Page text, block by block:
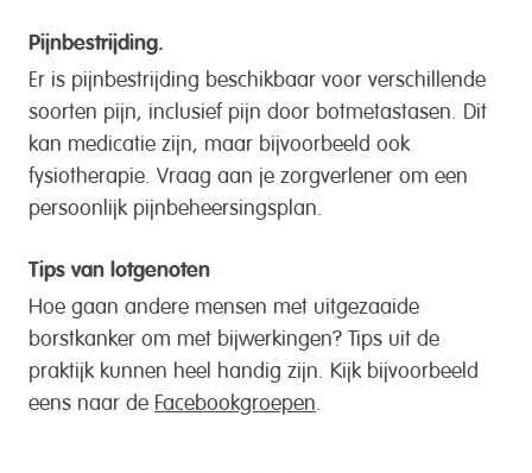
Pijnbestrijding.
Er is pijnbestrijding beschikbaar voor verschillende
soorten pijn, inclusief pijn door botmetastasen. Dit
kan medicatie zijn, maar bijvoorbeeld ook
fysiotherapie. Vraag aan je zorgverlener om een
persoonlijk pijnbeheersingsplan.
Tips van lotgenoten
Hoe gaan andere mensen met uitgezaaide
borstkanker om met bijwerkingen? Tips uit de
praktijk kunnen heel handig zijn. Kijk bijvoorbeeld
eens naar de Facebookgroepen